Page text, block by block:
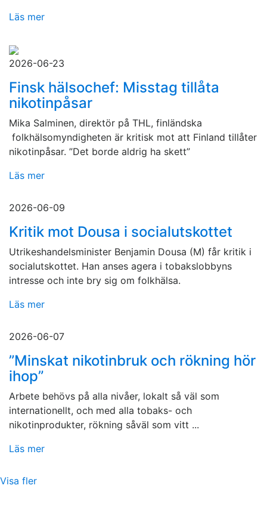
Läs mer
2026-06-23
Finsk hälsochef: Misstag tillåta
nikotinpåsar
Mika Salminen, direktör på THL, finländska
folkhälsomyndigheten är kritisk mot att Finland tillåter
nikotinpåsar. ”Det borde aldrig ha skett”
Läs mer
2026-06-09
Kritik mot Dousa i socialutskottet
Utrikeshandelsminister Benjamin Dousa (M) får kritik i
socialutskottet. Han anses agera i tobakslobbyns
intresse och inte bry sig om folkhälsa.
Läs mer
2026-06-07
”Minskat nikotinbruk och rökning hör
ihop”
Arbete behövs på alla nivåer, lokalt så väl som
internationellt, och med alla tobaks- och
nikotinprodukter, rökning såväl som vitt ...
Läs mer
Visa fler